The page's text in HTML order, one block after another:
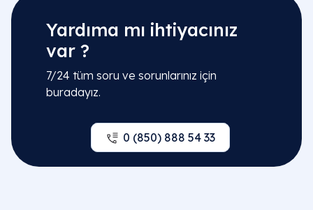
Yardıma mı ihtiyacınız
var ?
7/24 tüm soru ve sorunlarınız için
buradayız.
0 (850) 888 54 33